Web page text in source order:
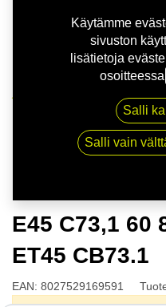
MSW 74 G.BLK |
5/108 ET45 CB73.1
E45 C73,1 60
ET45 CB73.1
EAN: 8027529169591
Käytämme
sivuston
lisätietoja
osoitteessa
Salli
Salli vain